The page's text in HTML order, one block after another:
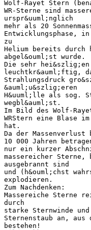
Wolf-Rayet Stern
WR-Sterne sind
urspr&uuml;nglich
mehr als 20
Entwicklungsphase,
zu
Helium bereits durch
abgel&ouml;st wurde.
Die sehr
leuchtkr&auml;ftig,
Strahlungsdruck
&auml;u&szlig;eren
H&uuml;lle als sog.
wegbl&auml;st.
Im Bild des Wolf-
WRStern eine Blase
hat.
Da der Massenverlust
10 000 Jahren
nur ein kurzer
massereicher Sterne,
ausgebrannt sind
und (h&ouml;chst
explodieren.
Zum Nachdenken:
Massereiche Sterne
durch
starke Sternwinde
Sternenstaub an, aus
bestehen!